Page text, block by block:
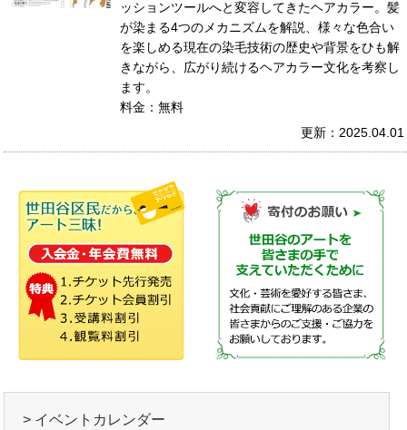
ッションツールへと変容してきたヘアカラー。髪
が染まる4つのメカニズムを解説、様々な色合い
を楽しめる現在の染毛技術の歴史や背景をひも解
きながら、広がり続けるヘアカラー文化を考察し
ます。
料金：無料
更新：2025.04.01
> イベントカレンダー